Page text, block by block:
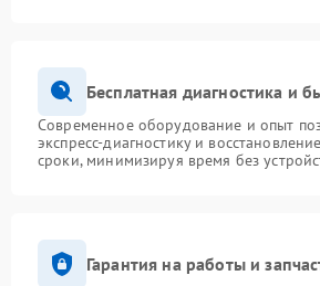
Бесплатная диагностика и
Современное оборудование и опыт
экспресс-диагностику и
сроки, минимизируя время без
Гарантия на работы и